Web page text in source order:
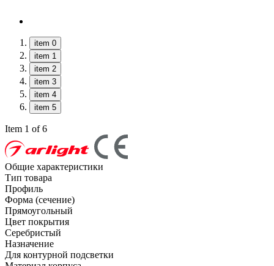
item 0
item 1
item 2
item 3
item 4
item 5
Item 1 of 6
Общие характеристики
Тип товара
Профиль
Форма (сечение)
Прямоугольный
Цвет покрытия
Серебристый
Назначение
Для контурной подсветки